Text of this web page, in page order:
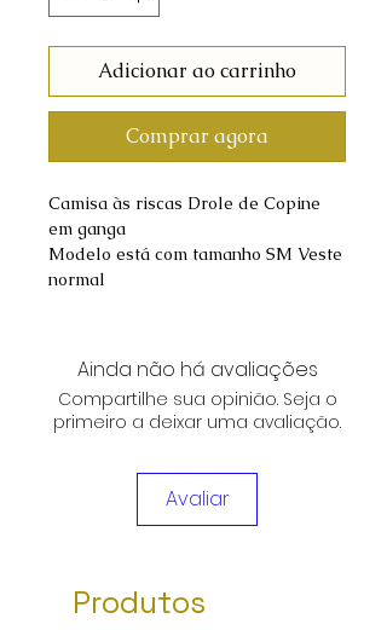
Adicionar ao carrinho
Comprar agora
Camisa às riscas Drole de Copine
em ganga
Modelo está com tamanho SM Veste
normal
Ainda não há avaliações
Compartilhe sua opinião. Seja o
primeiro a deixar uma avaliação.
Avaliar
Produtos